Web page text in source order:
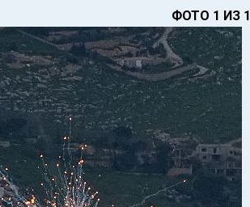
ФОТО 1 ИЗ 1